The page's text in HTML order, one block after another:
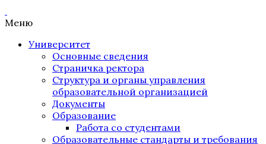
Меню
Университет
Основные сведения
Страничка ректора
Структура и органы управления
образовательной организацией
Документы
Образование
Работа со студентами
Образовательные стандарты и требования